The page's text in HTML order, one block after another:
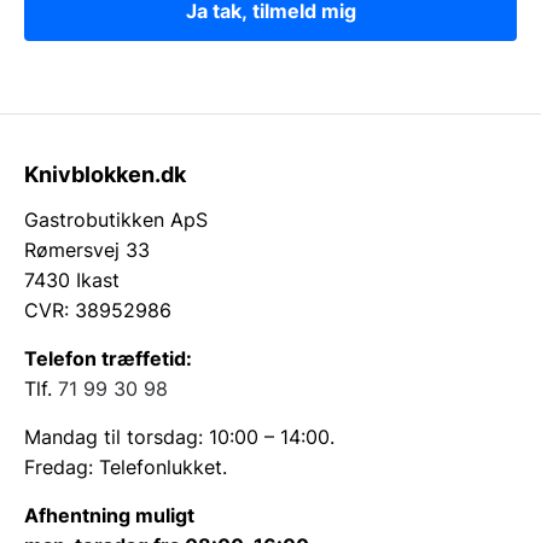
Ja tak, tilmeld mig
Knivblokken.dk
Gastrobutikken ApS
Rømersvej 33
7430 Ikast
CVR: 38952986
Telefon træffetid:
Tlf. 71 99 30 98
Mandag til torsdag: 10:00 – 14:00.
Fredag: Telefonlukket.
Afhentning muligt